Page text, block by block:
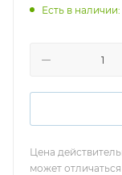
Есть в
Цена
может